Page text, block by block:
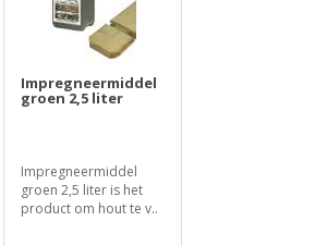
Impregneermiddel
groen 2,5 liter
Impregneermiddel
groen 2,5 liter is het
product om hout te v..